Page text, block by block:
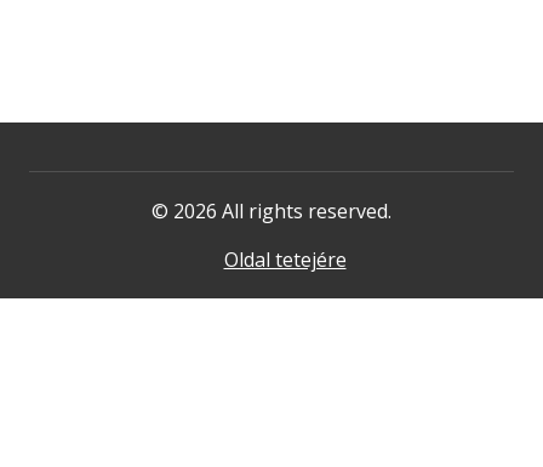
© 2026 All rights reserved.
Oldal tetejére